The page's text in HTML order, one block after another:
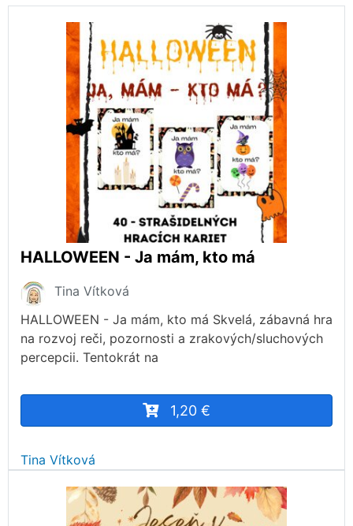
HALLOWEEN - Ja mám, kto má
Tina Vítková
HALLOWEEN - Ja mám, kto má Skvelá, zábavná hra
na rozvoj reči, pozornosti a zrakových/sluchových
percepcii. Tentokrát na
1,20 €
Tina Vítková